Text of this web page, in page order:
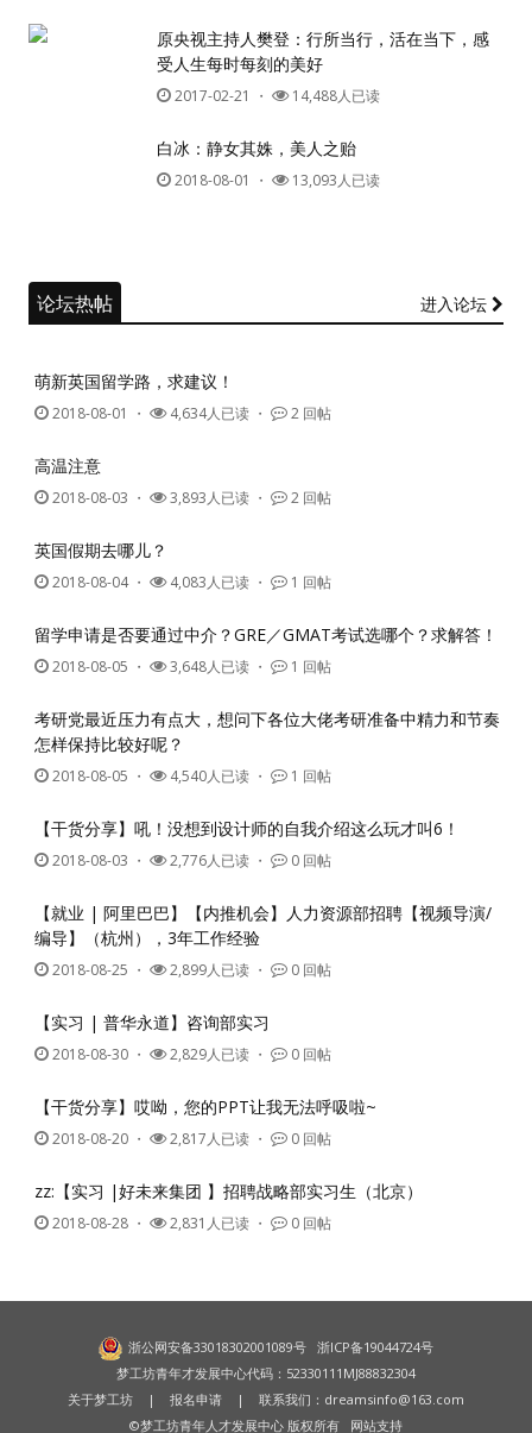
原央视主持人樊登：行所当行，活在当下，感
受人生每时每刻的美好
2017-02-21 ・ 14,488人已读
白冰：静女其姝，美人之贻
2018-08-01 ・ 13,093人已读
论坛热帖 进入论坛
萌新英国留学路，求建议！
2018-08-01 ・ 4,634人已读 ・ 2 回帖
高温注意
2018-08-03 ・ 3,893人已读 ・ 2 回帖
英国假期去哪儿？
2018-08-04・ 4,083人已读 ・ 1 回帖
留学申请是否要通过中介？GRE／GMAT考试选哪个？求解答！
2018-08-05 ・ 3,648人已读 ・ 1 回帖
考研党最近压力有点大，想问下各位大佬考研准备中精力和节奏
怎样保持比较好呢？
2018-08-05 ・ 4,540人已读 ・ 1 回帖
【干货分享】吼！没想到设计师的自我介绍这么玩才叫6！
2018-08-03 ・ 2,776人已读 ・ 0 回帖
【就业 | 阿里巴巴】【内推机会】人力资源部招聘【视频导演/
编导】（杭州），3年工作经验
2018-08-25 ・ 2,899人已读 ・ 0 回帖
【实习 | 普华永道】咨询部实习
2018-08-30 ・ 2,829人已读 ・ 0 回帖
【干货分享】哎呦，您的PPT让我无法呼吸啦~
2018-08-20 ・ 2,817人已读 ・ 0 回帖
zz:【实习 |好未来集团 】招聘战略部实习生（北京）
2018-08-28 ・ 2,831人已读 ・ 0 回帖
浙公网安备33018302001089号 浙ICP备19044724号
梦工坊青年才发展中心代码：52330111MJ88832304
关于梦工坊 | 报名申请 | 联系我们： dreamsinfo@163.com
©梦工坊青年人才发展中心 版权所有 网站支持